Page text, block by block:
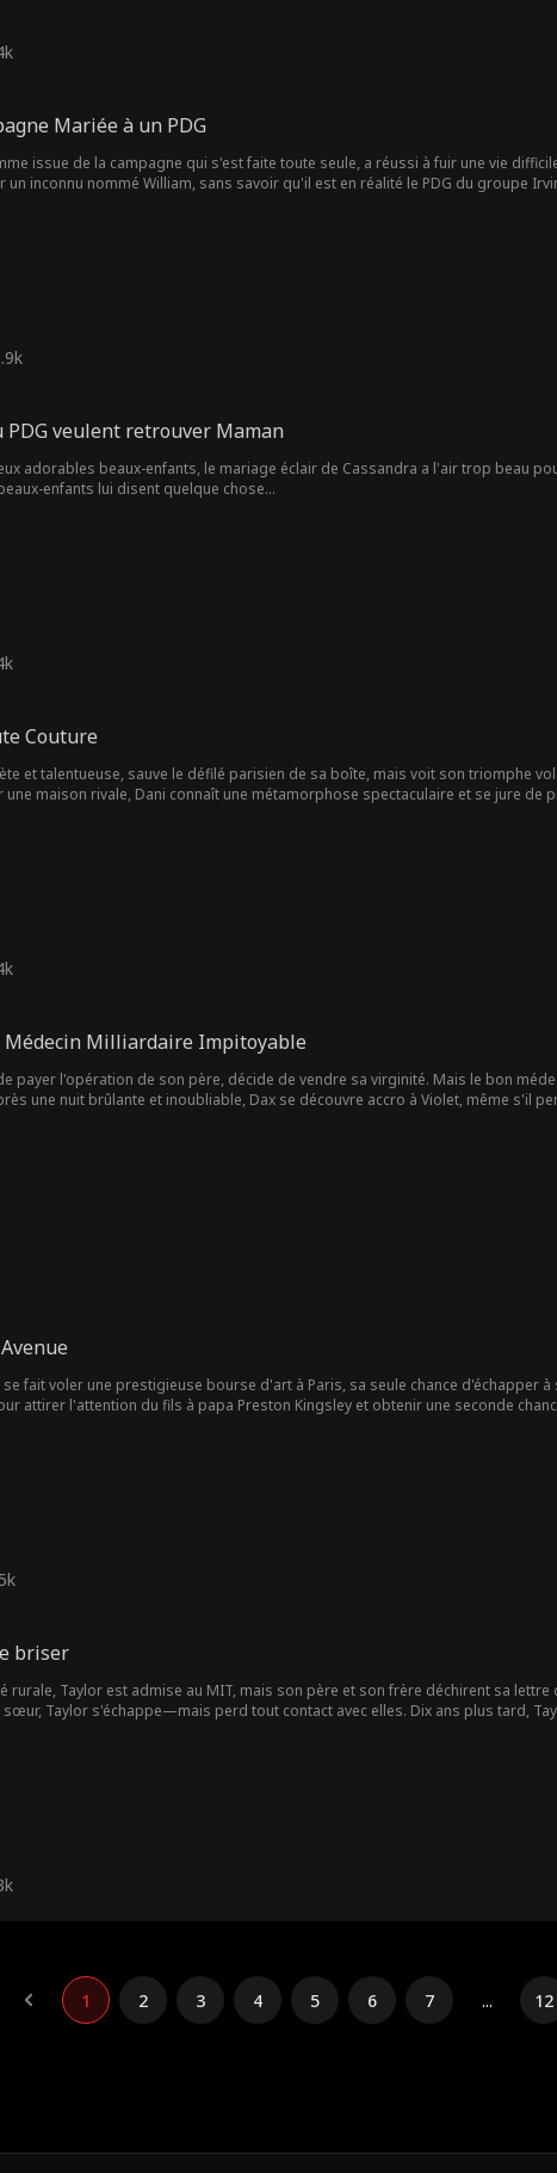
Mariée à un PDG
issue de la campagne qui s'est faite toute seule, a réussi à fuir une vie
un inconnu nommé William, sans savoir qu'il est en réalité le PDG du groupe
PDG veulent retrouver Maman
adorables beaux-enfants, le mariage éclair de Cassandra a l'air trop beau
enfants lui disent quelque chose…
Couture
et talentueuse, sauve le défilé parisien de sa boîte, mais voit son triomphe
une maison rivale, Dani connaît une métamorphose spectaculaire et se jure
Médecin Milliardaire Impitoyable
payer l'opération de son père, décide de vendre sa virginité. Mais le bon
une nuit brûlante et inoubliable, Dax se découvre accro à Violet, même s'il
se fait voler une prestigieuse bourse d'art à Paris, sa seule chance d'échapper
attirer l'attention du fils à papa Preston Kingsley et obtenir une seconde
briser
rurale, Taylor est admise au MIT, mais son père et son frère déchirent sa
Taylor s'échappe—mais perd tout contact avec elles. Dix ans plus tard,
1 2 3 4 5 6 7 ... 12